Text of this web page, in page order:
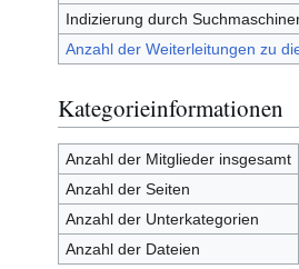
Indizierung durch
Anzahl der Weiterleitungen zu
Kategorieinformationen
Anzahl der Mitglieder insgesamt
Anzahl der Seiten
Anzahl der Unterkategorien
Anzahl der Dateien